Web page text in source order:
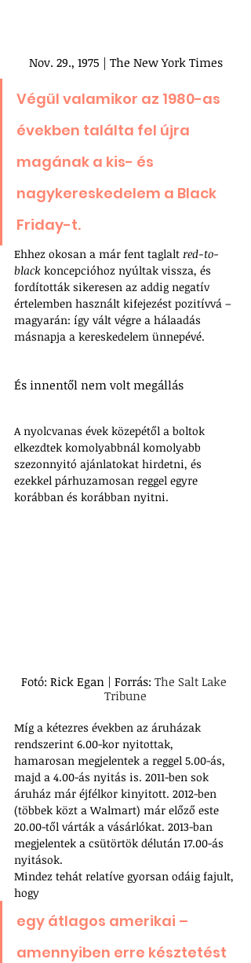
Nov. 29., 1975 | The New York Times
Végül valamikor az 1980-as
években találta fel újra
magának a kis- és
nagykereskedelem a Black
Friday-t.
Ehhez okosan a már fent taglalt red-to-
black koncepcióhoz nyúltak vissza, és
fordították sikeresen az addig negatív
értelemben használt kifejezést pozitívvá –
magyarán: így vált végre a hálaadás
másnapja a kereskedelem ünnepévé.
És innentől nem volt megállás
A nyolcvanas évek közepétől a boltok
elkezdtek komolyabbnál komolyabb
szezonnyitó ajánlatokat hirdetni, és
ezekkel párhuzamosan reggel egyre
korábban és korábban nyitni.
Fotó: Rick Egan | Forrás: The Salt Lake
Tribune
Míg a kétezres években az áruházak
rendszerint 6.00-kor nyitottak,
hamarosan megjelentek a reggel 5.00-ás,
majd a 4.00-ás nyitás is. 2011-ben sok
áruház már éjfélkor kinyitott. 2012-ben
(többek közt a Walmart) már előző este
20.00-től várták a vásárlókat. 2013-ban
megjelentek a csütörtök délután 17.00-ás
nyitások.
Mindez tehát relatíve gyorsan odáig fajult,
hogy
egy átlagos amerikai –
amennyiben erre késztetést